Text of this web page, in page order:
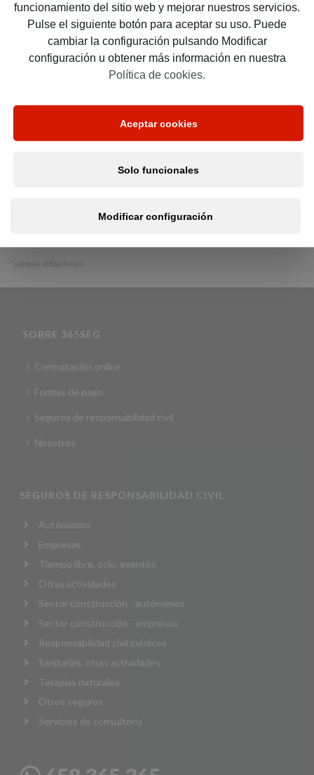
funcionamiento del sitio web y mejorar nuestros servicios.
Pulse el siguiente botón para aceptar su uso. Puede
cambiar la configuración pulsando Modificar
configuración u obtener más información en nuestra
Política de cookies.
Aceptar cookies
Solo funcionales
Modificar configuración
Email:
Calcular presupuesto
* campos obligatorios.
SOBRE 365SEG
Contratación online
Formas de pago
Seguros de responsabilidad civil
Nosotros
SEGUROS DE RESPONSABILIDAD CIVIL
Autónomos
Empresas
Tiempo libre, ocio, eventos
Otras actividades
Sector construcción - autónomos
Sector construcción - empresas
Responsabilidad civil médicos
Sanitarias, otras actividades
Terapias naturales
Otros seguros
Servicios de consultoría